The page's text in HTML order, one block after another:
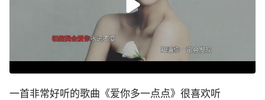
一首非常好听的歌曲《爱你多一点点》很喜欢听